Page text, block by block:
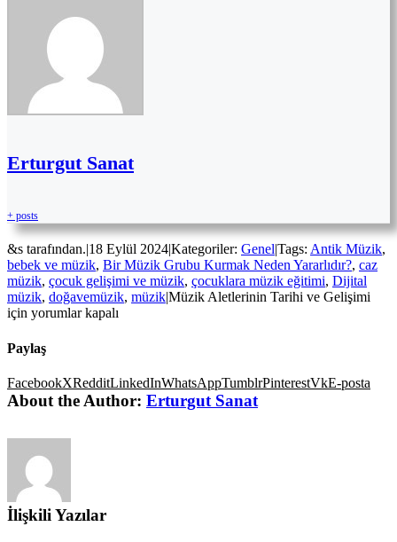
Erturgut Sanat
+ posts
&s tarafından.|18 Eylül 2024|Kategoriler: Genel|Tags: Antik Müzik,
bebek ve müzik, Bir Müzik Grubu Kurmak Neden Yararlıdır?, caz
müzik, çocuk gelişimi ve müzik, çocuklara müzik eğitimi, Dijital
müzik, doğavemüzik, müzik|Müzik Aletlerinin Tarihi ve Gelişimi
için yorumlar kapalı
Paylaş
FacebookXRedditLinkedInWhatsAppTumblrPinterestVkE-posta
About the Author: Erturgut Sanat
İlişkili Yazılar